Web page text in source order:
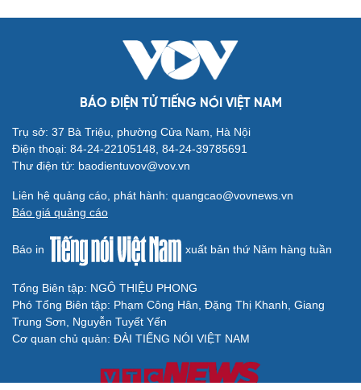
BÁO ĐIỆN TỬ TIẾNG NÓI VIỆT NAM
Trụ sở: 37 Bà Triệu, phường Cửa Nam, Hà Nội
Điện thoại: 84-24-22105148, 84-24-39785691
Thư điện tử: baodientuvov@vov.vn
Liên hệ quảng cáo, phát hành: quangcao@vovnews.vn
Báo giá quảng cáo
Báo in xuất bản thứ Năm hàng tuần
Tổng Biên tập: NGÔ THIỆU PHONG
Phó Tổng Biên tập: Phạm Công Hân, Đặng Thị Khanh, Giang
Trung Sơn, Nguyễn Tuyết Yến
Cơ quan chủ quản: ĐÀI TIẾNG NÓI VIỆT NAM